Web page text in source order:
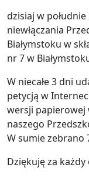
dzisiaj w
niewłączania
Białymstoku w
nr 7 w
W niecałe 3 dni
petycją w
wersji papierowej
naszego
W sumie zebrano
Dziękuję za